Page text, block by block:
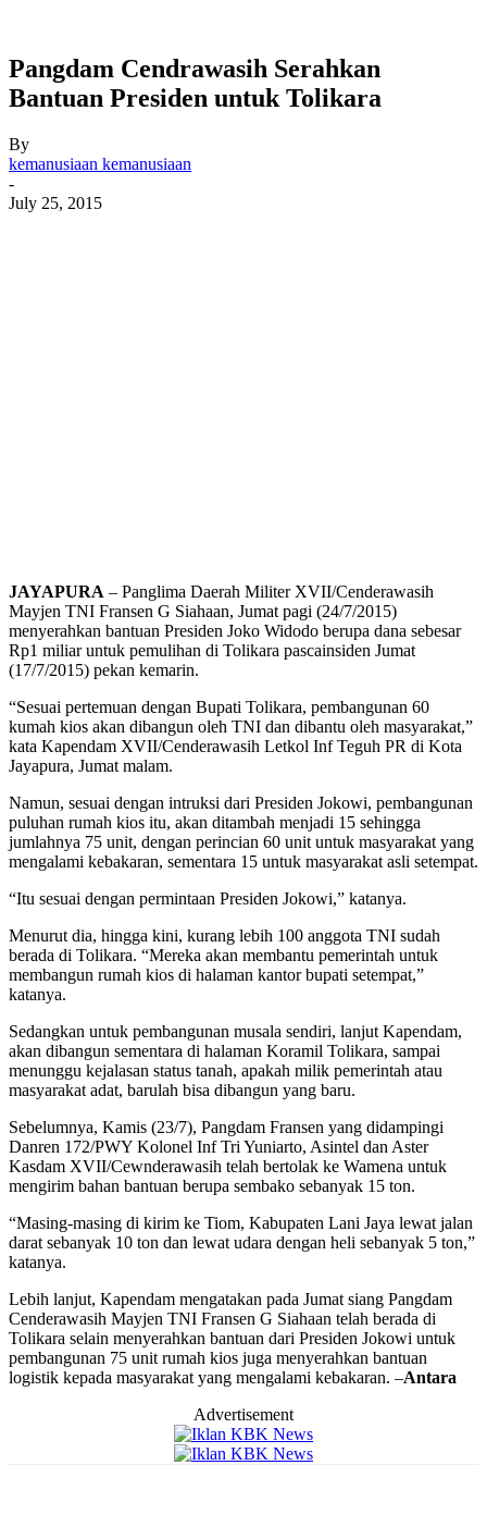
Pangdam Cendrawasih Serahkan
Bantuan Presiden untuk Tolikara
By
kemanusiaan kemanusiaan
-
July 25, 2015
JAYAPURA – Panglima Daerah Militer XVII/Cenderawasih
Mayjen TNI Fransen G Siahaan, Jumat pagi (24/7/2015)
menyerahkan bantuan Presiden Joko Widodo berupa dana sebesar
Rp1 miliar untuk pemulihan di Tolikara pascainsiden Jumat
(17/7/2015) pekan kemarin.
“Sesuai pertemuan dengan Bupati Tolikara, pembangunan 60
kumah kios akan dibangun oleh TNI dan dibantu oleh masyarakat,”
kata Kapendam XVII/Cenderawasih Letkol Inf Teguh PR di Kota
Jayapura, Jumat malam.
Namun, sesuai dengan intruksi dari Presiden Jokowi, pembangunan
puluhan rumah kios itu, akan ditambah menjadi 15 sehingga
jumlahnya 75 unit, dengan perincian 60 unit untuk masyarakat yang
mengalami kebakaran, sementara 15 untuk masyarakat asli setempat.
“Itu sesuai dengan permintaan Presiden Jokowi,” katanya.
Menurut dia, hingga kini, kurang lebih 100 anggota TNI sudah
berada di Tolikara. “Mereka akan membantu pemerintah untuk
membangun rumah kios di halaman kantor bupati setempat,”
katanya.
Sedangkan untuk pembangunan musala sendiri, lanjut Kapendam,
akan dibangun sementara di halaman Koramil Tolikara, sampai
menunggu kejalasan status tanah, apakah milik pemerintah atau
masyarakat adat, barulah bisa dibangun yang baru.
Sebelumnya, Kamis (23/7), Pangdam Fransen yang didampingi
Danren 172/PWY Kolonel Inf Tri Yuniarto, Asintel dan Aster
Kasdam XVII/Cewnderawasih telah bertolak ke Wamena untuk
mengirim bahan bantuan berupa sembako sebanyak 15 ton.
“Masing-masing di kirim ke Tiom, Kabupaten Lani Jaya lewat jalan
darat sebanyak 10 ton dan lewat udara dengan heli sebanyak 5 ton,”
katanya.
Lebih lanjut, Kapendam mengatakan pada Jumat siang Pangdam
Cenderawasih Mayjen TNI Fransen G Siahaan telah berada di
Tolikara selain menyerahkan bantuan dari Presiden Jokowi untuk
pembangunan 75 unit rumah kios juga menyerahkan bantuan
logistik kepada masyarakat yang mengalami kebakaran. –Antara
Advertisement